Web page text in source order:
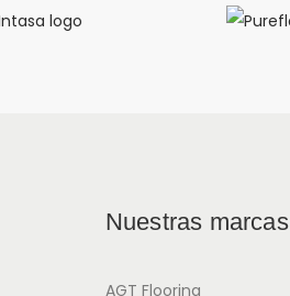
Nuestras marcas
AGT Flooring